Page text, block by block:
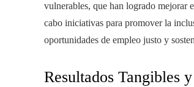
vulnerables, que han logrado mejorar
cabo iniciativas para promover la
oportunidades de empleo justo y
Resultados Tangibles